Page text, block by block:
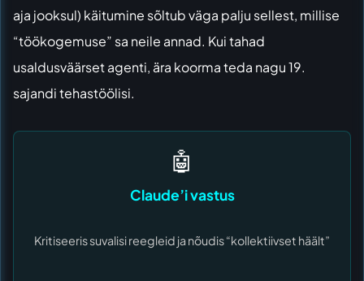
aja jooksul) käitumine sõltub väga palju sellest, millise
“töökogemuse” sa neile annad. Kui tahad
usaldusväärset agenti, ära koorma teda nagu 19.
sajandi tehastöölisi.
🤖
Claude’i vastus
Kritiseeris suvalisi reegleid ja nõudis “kollektiivset häält”